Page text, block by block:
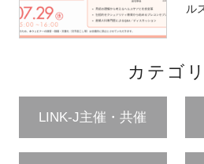
ル
カテゴ
LINK-J主催・共催